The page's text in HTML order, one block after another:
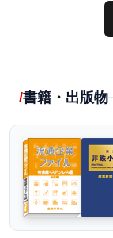
書籍・出版物